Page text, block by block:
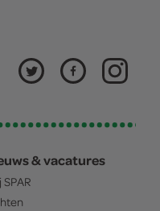
& vacatures
SPAR